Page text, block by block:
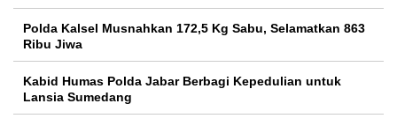
Polda Kalsel Musnahkan 172,5 Kg Sabu, Selamatkan 863
Ribu Jiwa
Kabid Humas Polda Jabar Berbagi Kepedulian untuk
Lansia Sumedang